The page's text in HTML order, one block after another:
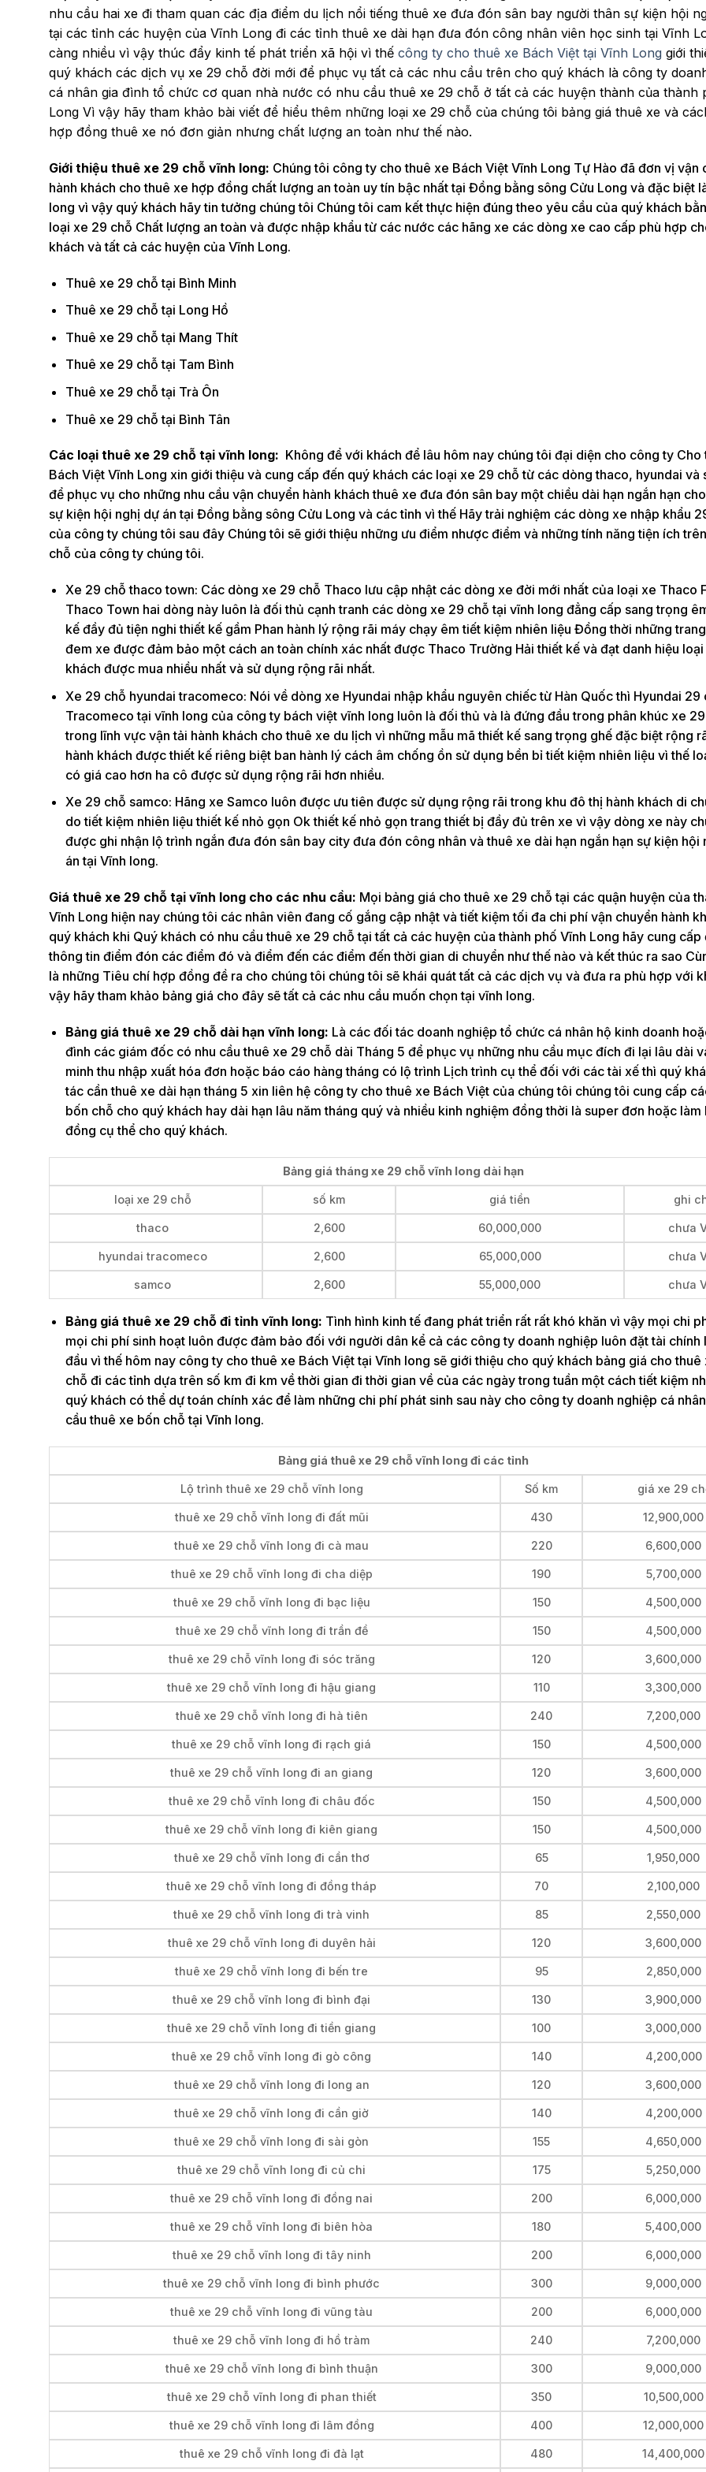
nhu cầu hai xe đi tham quan các địa điểm du lịch nổi tiếng thuê xe đưa đón sân bay người thân sự kiện hội
tại các tỉnh các huyện của Vĩnh Long đi các tỉnh thuê xe dài hạn đưa đón công nhân viên học sinh tại Vĩnh
càng nhiều vì vậy thúc đẩy kinh tế phát triển xã hội vì thế công ty cho thuê xe Bách Việt tại Vĩnh Long giới
quý khách các dịch vụ xe 29 chỗ đời mới để phục vụ tất cả các nhu cầu trên cho quý khách là công ty
cá nhân gia đình tổ chức cơ quan nhà nước có nhu cầu thuê xe 29 chỗ ở tất cả các huyện thành của thành
Long Vì vậy hãy tham khảo bài viết để hiểu thêm những loại xe 29 chỗ của chúng tôi bảng giá thuê xe và
hợp đồng thuê xe nó đơn giản nhưng chất lượng an toàn như thế nào.
Giới thiệu thuê xe 29 chỗ vĩnh long: Chúng tôi công ty cho thuê xe Bách Việt Vĩnh Long Tự Hào đã đơn vị vận
hành khách cho thuê xe hợp đồng chất lượng an toàn uy tín bậc nhất tại Đồng bằng sông Cửu Long và đặc biệt
long vì vậy quý khách hãy tin tưởng chúng tôi Chúng tôi cam kết thực hiện đúng theo yêu cầu của quý khách
loại xe 29 chỗ Chất lượng an toàn và được nhập khẩu từ các nước các hãng xe các dòng xe cao cấp phù hợp
khách và tất cả các huyện của Vĩnh Long.
Thuê xe 29 chỗ tại Bình Minh
Thuê xe 29 chỗ tại Long Hồ
Thuê xe 29 chỗ tại Mang Thít
Thuê xe 29 chỗ tại Tam Bình
Thuê xe 29 chỗ tại Trà Ôn
Thuê xe 29 chỗ tại Bình Tân
Các loại thuê xe 29 chỗ tại vĩnh long: Không để với khách để lâu hôm nay chúng tôi đại diện cho công ty Cho
Bách Việt Vĩnh Long xin giới thiệu và cung cấp đến quý khách các loại xe 29 chỗ từ các dòng thaco, hyundai và
để phục vụ cho những nhu cầu vận chuyển hành khách thuê xe đưa đón sân bay một chiều dài hạn ngắn hạn
sự kiện hội nghị dự án tại Đồng bằng sông Cửu Long và các tỉnh vì thế Hãy trải nghiệm các dòng xe nhập khẩu
của công ty chúng tôi sau đây Chúng tôi sẽ giới thiệu những ưu điểm nhược điểm và những tính năng tiện ích
chỗ của công ty chúng tôi.
Xe 29 chỗ thaco town: Các dòng xe 29 chỗ Thaco lưu cập nhật các dòng xe đời mới nhất của loại xe Thaco
Thaco Town hai dòng này luôn là đối thủ cạnh tranh các dòng xe 29 chỗ tại vĩnh long đẳng cấp sang trọng
kế đầy đủ tiện nghi thiết kế gầm Phan hành lý rộng rãi máy chạy êm tiết kiệm nhiên liệu Đồng thời những
đem xe được đảm bảo một cách an toàn chính xác nhất được Thaco Trường Hải thiết kế và đạt danh hiệu
khách được mua nhiều nhất và sử dụng rộng rãi nhất.
Xe 29 chỗ hyundai tracomeco: Nói về dòng xe Hyundai nhập khẩu nguyên chiếc từ Hàn Quốc thì Hyundai 29
Tracomeco tại vĩnh long của công ty bách việt vĩnh long luôn là đối thủ và là đứng đầu trong phân khúc xe
trong lĩnh vực vận tải hành khách cho thuê xe du lịch vì những mẫu mã thiết kế sang trọng ghế đặc biệt rộng
hành khách được thiết kế riêng biệt ban hành lý cách âm chống ồn sử dụng bền bỉ tiết kiệm nhiên liệu vì thế
có giá cao hơn ha cô được sử dụng rộng rãi hơn nhiều.
Xe 29 chỗ samco: Hãng xe Samco luôn được ưu tiên được sử dụng rộng rãi trong khu đô thị hành khách di
do tiết kiệm nhiên liệu thiết kế nhỏ gọn Ok thiết kế nhỏ gọn trang thiết bị đầy đủ trên xe vì vậy dòng xe này
được ghi nhận lộ trình ngắn đưa đón sân bay city đưa đón công nhân và thuê xe dài hạn ngắn hạn sự kiện hội
án tại Vĩnh long.
Giá thuê xe 29 chỗ tại vĩnh long cho các nhu cầu: Mọi bảng giá cho thuê xe 29 chỗ tại các quận huyện của
Vĩnh Long hiện nay chúng tôi các nhân viên đang cố gắng cập nhật và tiết kiệm tối đa chi phí vận chuyển hành
quý khách khi Quý khách có nhu cầu thuê xe 29 chỗ tại tất cả các huyện của thành phố Vĩnh Long hãy cung cấp
thông tin điểm đón các điểm đó và điểm đến các điểm đến thời gian di chuyển như thế nào và kết thúc ra sao
là những Tiêu chí hợp đồng đề ra cho chúng tôi chúng tôi sẽ khái quát tất cả các dịch vụ và đưa ra phù hợp với
vậy hãy tham khảo bảng giá cho đây sẽ tất cả các nhu cầu muốn chọn tại vĩnh long.
Bảng giá thuê xe 29 chỗ dài hạn vĩnh long: Là các đối tác doanh nghiệp tổ chức cá nhân hộ kinh doanh
đình các giám đốc có nhu cầu thuê xe 29 chỗ dài Tháng 5 để phục vụ những nhu cầu mục đích đi lại lâu dài
minh thu nhập xuất hóa đơn hoặc báo cáo hàng tháng có lộ trình Lịch trình cụ thể đối với các tài xế thì quý
tác cần thuê xe dài hạn tháng 5 xin liên hệ công ty cho thuê xe Bách Việt của chúng tôi chúng tôi cung cấp
bốn chỗ cho quý khách hay dài hạn lâu năm tháng quý và nhiều kinh nghiệm đồng thời là super đơn hoặc làm
đồng cụ thể cho quý khách.
Bảng giá tháng xe 29 chỗ vĩnh long dài hạn
loại xe 29 chỗ số km giá tiền ghi
thaco 2,600 60,000,000 chưa
hyundai tracomeco 2,600 65,000,000 chưa
samco 2,600 55,000,000 chưa
Bảng giá thuê xe 29 chỗ đi tỉnh vĩnh long: Tình hình kinh tế đang phát triển rất rất khó khăn vì vậy mọi chi
mọi chi phí sinh hoạt luôn được đảm bảo đối với người dân kể cả các công ty doanh nghiệp luôn đặt tài chính
đầu vì thế hôm nay công ty cho thuê xe Bách Việt tại Vĩnh long sẽ giới thiệu cho quý khách bảng giá cho thuê
chỗ đi các tỉnh dựa trên số km đi km về thời gian đi thời gian về của các ngày trong tuần một cách tiết kiệm
quý khách có thể dự toán chính xác để làm những chi phí phát sinh sau này cho công ty doanh nghiệp cá
cầu thuê xe bốn chỗ tại Vĩnh long.
Bảng giá thuê xe 29 chỗ vĩnh long đi các tỉnh
Lộ trình thuê xe 29 chỗ vĩnh long Số km giá xe 29
thuê xe 29 chỗ vĩnh long đi đất mũi 430 12,900,000
thuê xe 29 chỗ vĩnh long đi cà mau 220 6,600,000
thuê xe 29 chỗ vĩnh long đi cha diệp 190 5,700,000
thuê xe 29 chỗ vĩnh long đi bạc liệu 150 4,500,000
thuê xe 29 chỗ vĩnh long đi trần đề 150 4,500,000
thuê xe 29 chỗ vĩnh long đi sóc trăng 120 3,600,000
thuê xe 29 chỗ vĩnh long đi hậu giang 110 3,300,000
thuê xe 29 chỗ vĩnh long đi hà tiên 240 7,200,000
thuê xe 29 chỗ vĩnh long đi rạch giá 150 4,500,000
thuê xe 29 chỗ vĩnh long đi an giang 120 3,600,000
thuê xe 29 chỗ vĩnh long đi châu đốc 150 4,500,000
thuê xe 29 chỗ vĩnh long đi kiên giang 150 4,500,000
thuê xe 29 chỗ vĩnh long đi cần thơ 65 1,950,000
thuê xe 29 chỗ vĩnh long đi đồng tháp 70 2,100,000
thuê xe 29 chỗ vĩnh long đi trà vinh 85 2,550,000
thuê xe 29 chỗ vĩnh long đi duyên hải 120 3,600,000
thuê xe 29 chỗ vĩnh long đi bến tre 95 2,850,000
thuê xe 29 chỗ vĩnh long đi bình đại 130 3,900,000
thuê xe 29 chỗ vĩnh long đi tiền giang 100 3,000,000
thuê xe 29 chỗ vĩnh long đi gò công 140 4,200,000
thuê xe 29 chỗ vĩnh long đi long an 120 3,600,000
thuê xe 29 chỗ vĩnh long đi cần giờ 140 4,200,000
thuê xe 29 chỗ vĩnh long đi sài gòn 155 4,650,000
thuê xe 29 chỗ vĩnh long đi củ chi 175 5,250,000
thuê xe 29 chỗ vĩnh long đi đồng nai 200 6,000,000
thuê xe 29 chỗ vĩnh long đi biên hòa 180 5,400,000
thuê xe 29 chỗ vĩnh long đi tây ninh 200 6,000,000
thuê xe 29 chỗ vĩnh long đi bình phước 300 9,000,000
thuê xe 29 chỗ vĩnh long đi vũng tàu 200 6,000,000
thuê xe 29 chỗ vĩnh long đi hồ tràm 240 7,200,000
thuê xe 29 chỗ vĩnh long đi bình thuận 300 9,000,000
thuê xe 29 chỗ vĩnh long đi phan thiết 350 10,500,000
thuê xe 29 chỗ vĩnh long đi lâm đồng 400 12,000,000
thuê xe 29 chỗ vĩnh long đi đà lạt 480 14,400,000